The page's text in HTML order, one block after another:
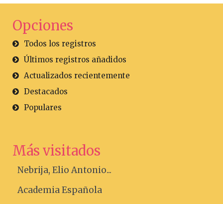
Opciones
Todos los registros
Últimos registros añadidos
Actualizados recientemente
Destacados
Populares
Más visitados
Nebrija, Elio Antonio...
Academia Española